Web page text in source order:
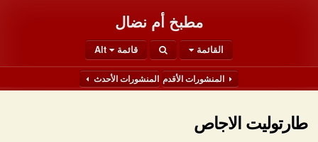
مطبخ أم نضال
القائمة قائمة Alt
المنشورات الأقدم المنشورات الأحدث
طارتوليت الاجاص